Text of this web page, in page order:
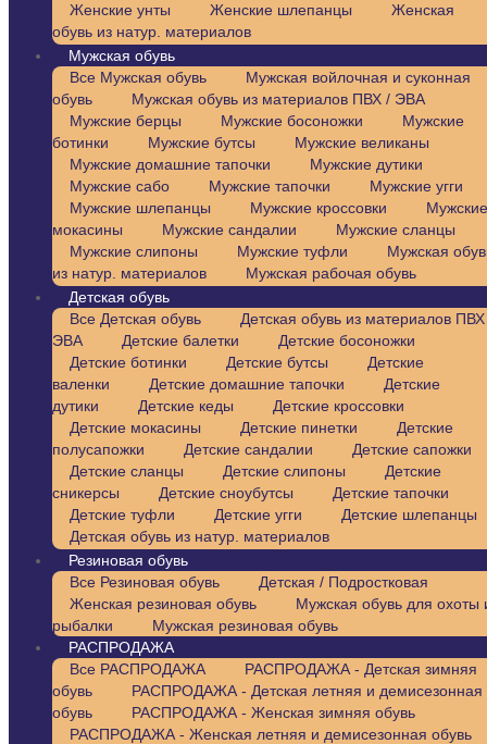
Женские унты
Женские шлепанцы
Женская
обувь из натур. материалов
Мужская обувь
Все Мужская обувь
Мужская войлочная и суконная
обувь
Мужская обувь из материалов ПВХ / ЭВА
Мужские берцы
Мужские босоножки
Мужские
ботинки
Мужские бутсы
Мужские великаны
Мужские домашние тапочки
Мужские дутики
Мужские сабо
Мужские тапочки
Мужские угги
Мужские шлепанцы
Мужские кроссовки
Мужские
мокасины
Мужские сандалии
Мужские сланцы
Мужские слипоны
Мужские туфли
Мужская
из натур. материалов
Мужская рабочая обувь
Детская обувь
Все Детская обувь
Детская обувь из материалов
ЭВА
Детские балетки
Детские босоножки
Детские ботинки
Детские бутсы
Детские
валенки
Детские домашние тапочки
Детские
дутики
Детские кеды
Детские кроссовки
Детские мокасины
Детские пинетки
Детские
полусапожки
Детские сандалии
Детские сапожки
Детские сланцы
Детские слипоны
Детские
сникерсы
Детские сноубутсы
Детские тапочки
Детские туфли
Детские угги
Детские шлепанцы
Детская обувь из натур. материалов
Резиновая обувь
Все Резиновая обувь
Детская / Подростковая
Женская резиновая обувь
Мужская обувь для охоты
рыбалки
Мужская резиновая обувь
РАСПРОДАЖА
Все РАСПРОДАЖА
РАСПРОДАЖА - Детская зимняя
обувь
РАСПРОДАЖА - Детская летняя и демисезонная
обувь
РАСПРОДАЖА - Женская зимняя обувь
РАСПРОДАЖА - Женская летняя и демисезонная обувь